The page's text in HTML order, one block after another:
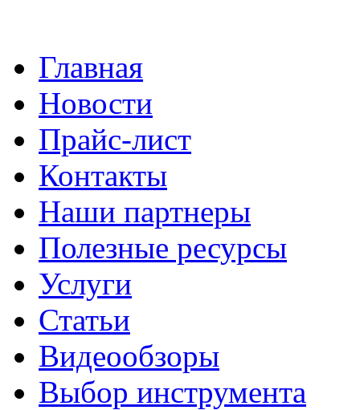
Главная
Новости
Прайс-лист
Контакты
Наши партнеры
Полезные ресурсы
Услуги
Статьи
Видеообзоры
Выбор инструмента